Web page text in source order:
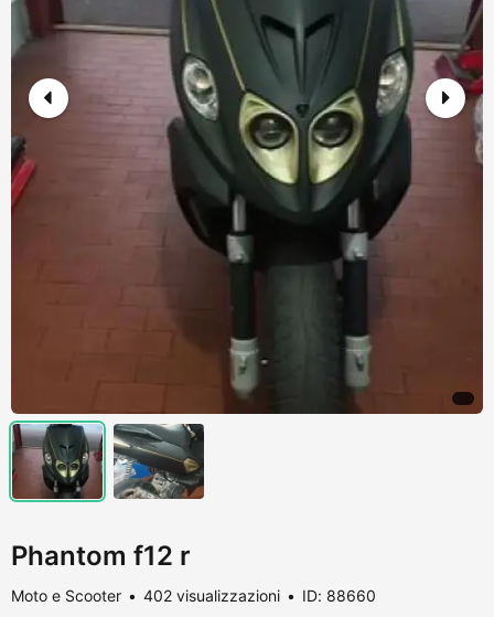
Phantom f12 r
Moto e Scooter 402 visualizzazioni ID: 88660